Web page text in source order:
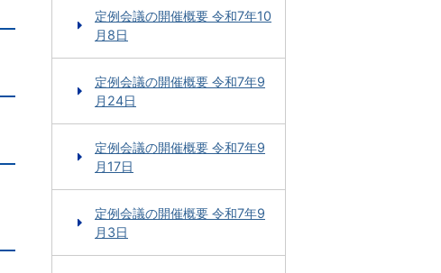
定例会議の開催概要 令和7年10
月8日
定例会議の開催概要 令和7年9
月24日
定例会議の開催概要 令和7年9
月17日
定例会議の開催概要 令和7年9
月3日